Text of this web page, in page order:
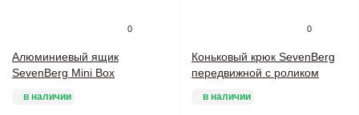
0
Алюминиевый ящик
SevenBerg Mini Box
в наличии
0
Коньковый крюк SevenBerg
передвижной с роликом
в наличии